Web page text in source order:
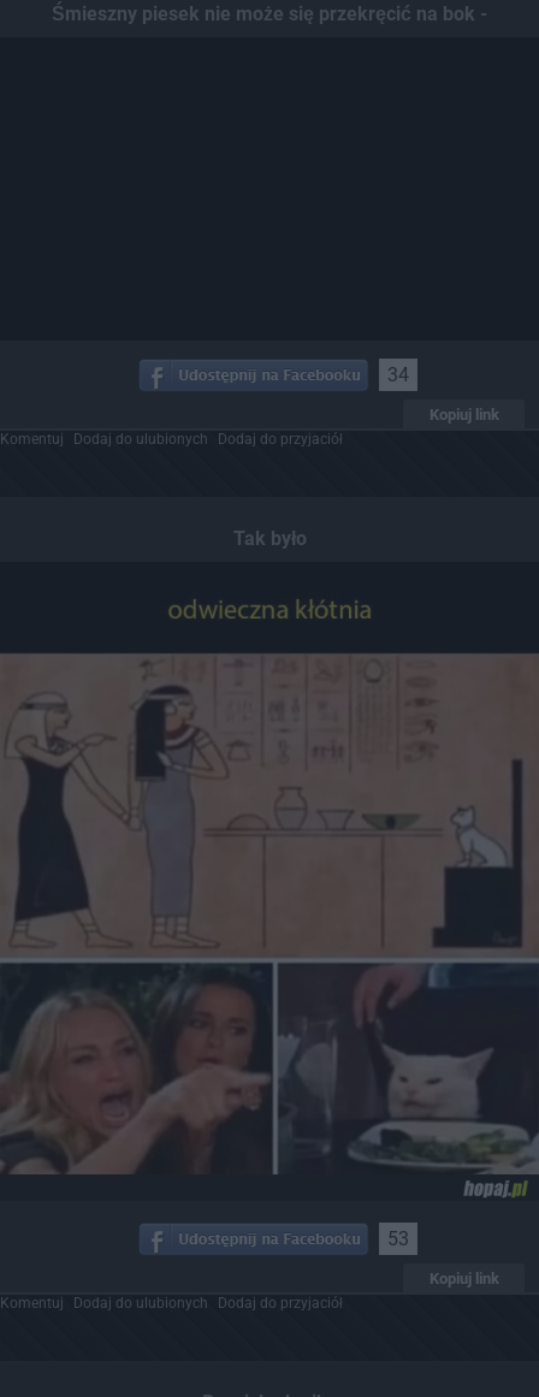
Śmieszny piesek nie może się przekręcić na bok -
34
Kopiuj link
Komentuj Dodaj do ulubionych Dodaj do przyjaciół
Tak było
53
Kopiuj link
Komentuj Dodaj do ulubionych Dodaj do przyjaciół